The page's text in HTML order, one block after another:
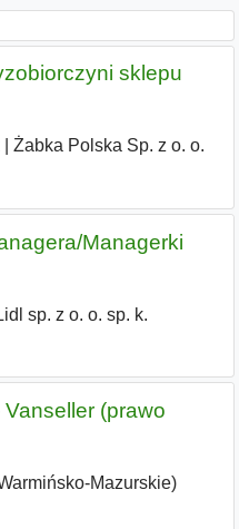
sklepu
Żabka Polska Sp. z o. o.
Managerki
sp. z o. o. sp. k.
(prawo
Mazurskie)